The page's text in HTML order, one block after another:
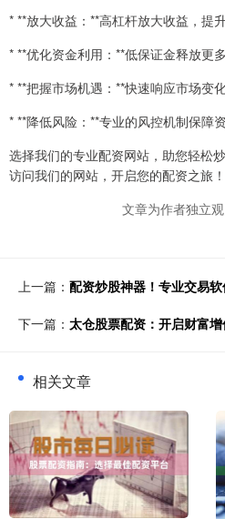
* **放大收益：**高杠杆放大收益，提
* **优化资金利用：**低保证金释放更
* **把握市场机遇：**快速响应市场变
* **降低风险：**专业的风控机制保障
选择我们的专业配资网站，助您轻松
访问我们的网站，开启您的配资之旅！
文章为作者独立
上一篇： 配资炒股神器！专业交易
下一篇： 太仓股票配资：开启财富
相关文章